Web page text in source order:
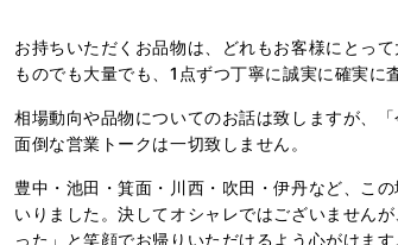
お持ちいただくお品物は、どれもお客様にとっ
ものでも大量でも、1点ずつ丁寧に誠実に確実に
相場動向や品物についてのお話は致しますが、
面倒な営業トークは一切致しません。
豊中・池田・箕面・川西・吹田・伊丹など、こ
いりました。決してオシャレではございません
った」と笑顔でお帰りいただけるよう心がけます